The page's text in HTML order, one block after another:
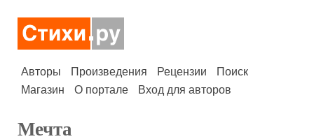
Авторы Произведения Рецензии
Поиск
Магазин
О портале Вход для авторов
Мечта